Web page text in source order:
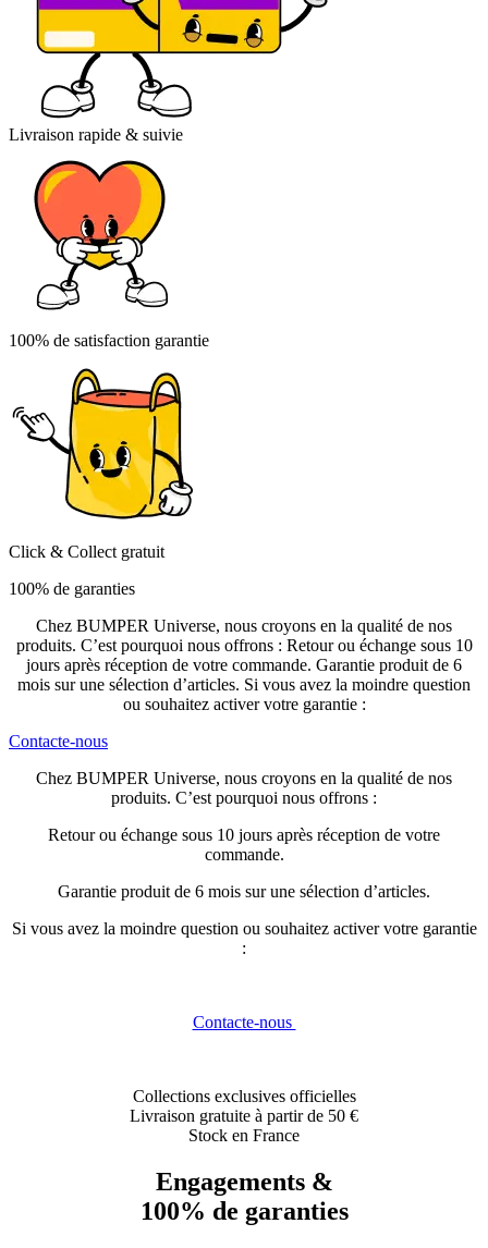
Livraison rapide & suivie
100% de satisfaction garantie
Click & Collect gratuit
100% de garanties
Chez BUMPER Universe, nous croyons en la qualité de nos
produits. C’est pourquoi nous offrons : Retour ou échange sous 10
jours après réception de votre commande. Garantie produit de 6
mois sur une sélection d’articles. Si vous avez la moindre question
ou souhaitez activer votre garantie :
Contacte-nous
Chez BUMPER Universe, nous croyons en la qualité de nos
produits. C’est pourquoi nous offrons :
Retour ou échange sous 10 jours après réception de votre
commande.
Garantie produit de 6 mois sur une sélection d’articles.
Si vous avez la moindre question ou souhaitez activer votre garantie
:
Contacte-nous
Collections exclusives officielles
Livraison gratuite à partir de 50 €
Stock en France
Engagements &
100% de garanties